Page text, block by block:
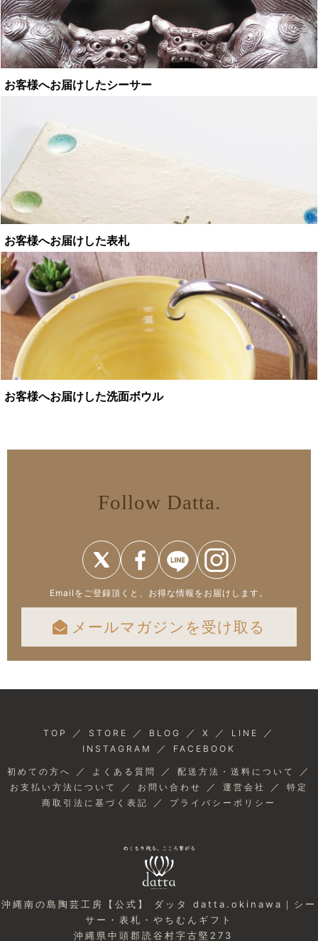
お客様へお届けしたシーサー
お客様へお届けした表札
お客様へお届けした洗面ボウル
Follow Datta.
Emailをご登録頂くと、お得な情報をお届けします。
メールマガジンを受け取る
TOP ／ STORE ／ BLOG ／ X ／ LINE ／
INSTAGRAM ／ FACEBOOK
初めての方へ ／ よくある質問 ／ 配送方法・送料について ／
お支払い方法について ／ お問い合わせ ／ 運営会社 ／ 特定
商取引法に基づく表記
／ プライバシーポリシー
沖縄南の島陶芸工房【公式】 ダッタ datta.okinawa｜シー
サー・表札・やちむんギフト
沖縄県中頭郡読谷村字古堅273